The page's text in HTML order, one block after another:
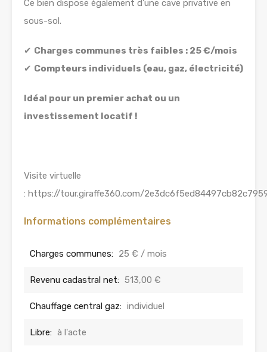
Ce bien dispose également d’une cave privative en
sous-sol.
✔ Charges communes très faibles : 25 €/mois
✔ Compteurs individuels (eau, gaz, électricité)
Idéal pour un premier achat ou un
investissement locatif !
Visite virtuelle
: https://tour.giraffe360.com/
Informations complémentaires
Charges communes: 25 € / mois
Revenu cadastral net: 513,00 €
Chauffage central gaz: individuel
Libre: à l'acte